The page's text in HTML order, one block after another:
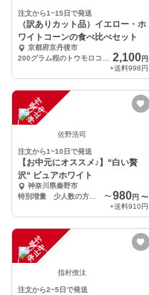
注文から1~15日で発送
（訳ありカット品）イエロー・ホ
ワイトコーンの食べ比べセット
京都府京丹後市
2,100円
+送料998円
注
文
受
付
停
止
中
佐野浩司
注文から1~10日で発送
【お中元にオススメ♪】“白い贅
沢“ ピュアホワイト
神奈川県秦野市
〜 980円 〜
+送料910円
注
文
受
付
停
止
中
指村僚汰
注文から2~5日で発送